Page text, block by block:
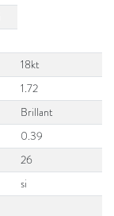
18kt
1.72
Brillant
0.39
26
si